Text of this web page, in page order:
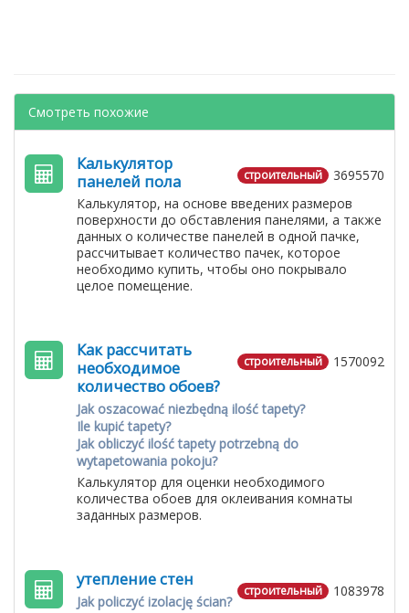
Смотреть похожие
3695570
строительный
Калькулятор
панелей пола
Калькулятор, на основе введених размеров
поверхности до обставления панелями, а также
данных о количестве панелей в одной пачке,
рассчитывает количество пачек, которое
необходимо купить, чтобы оно покрывало
целое помещение.
1570092
строительный
Как рассчитать
необходимое
количество обоев?
Jak oszacować niezbędną ilość tapety?
Ile kupić tapety?
Jak obliczyć ilość tapety potrzebną do
wytapetowania pokoju?
Калькулятор для оценки необходимого
количества обоев для оклеивания комнаты
заданных размеров.
1083978
строительный
утепление стен
Jak policzyć izolację ścian?